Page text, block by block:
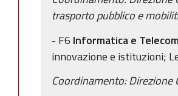
trasporto pubblico e
- F6 Informatica e
innovazione e istituzioni;
Coordinamento: Direzione